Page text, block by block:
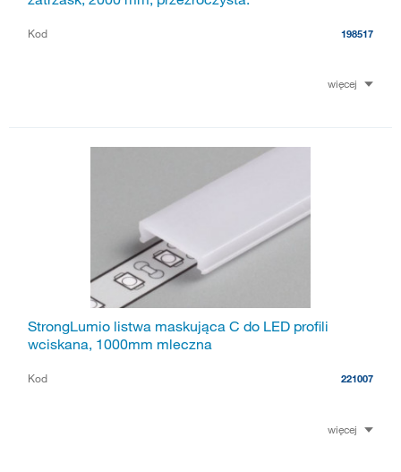
Kod 198517
więcej
StrongLumio listwa maskująca C do LED profili
wciskana, 1000mm mleczna
Kod 221007
więcej